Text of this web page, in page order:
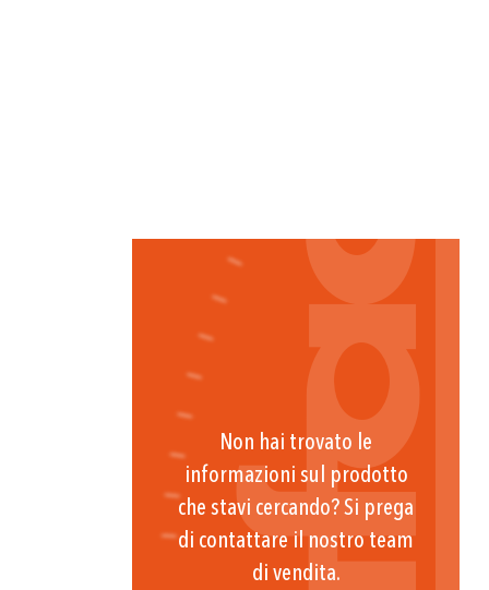
Non hai trovato le
informazioni sul prodotto
che stavi cercando? Si prega
di contattare il nostro team
di vendita.